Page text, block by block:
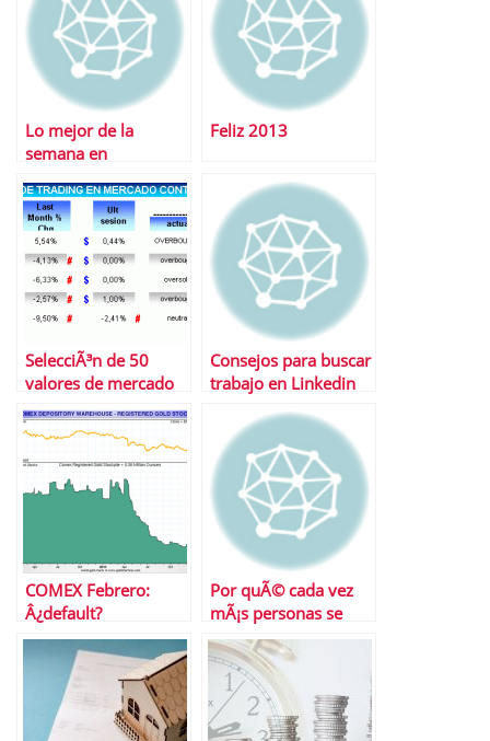
Lo mejor de la
semana en
Financialred
Feliz 2013
SelecciÃ³n de 50
valores de mercado
continuo con su
rango de trading
mÃ¡s probable
Consejos para buscar
trabajo en Linkedin
COMEX Febrero:
Â¿default?
Por quÃ© cada vez
mÃ¡s personas se
sienten atraÃ­das por
las Opciones Binarias